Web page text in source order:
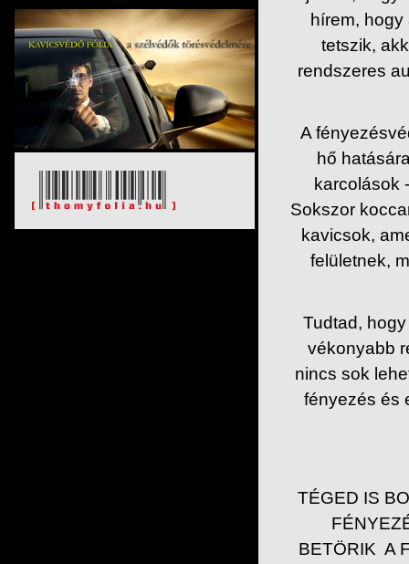
hírem,
tetszik,
rendszeres
A
hő
karcolások
Sokszor
kavicsok,
felületnek,
Tudtad,
vékonyabb
nincs sok
fényezés és
TÉGED IS
BETÖRIK A